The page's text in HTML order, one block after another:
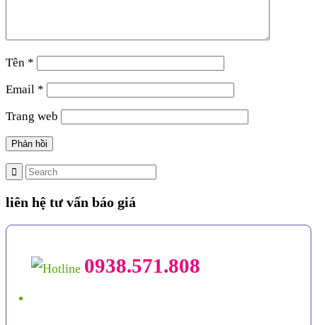
Tên *
Email *
Trang web
liên hệ tư vấn báo giá
0938.571.808